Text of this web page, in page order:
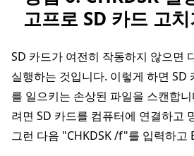
고프로 SD 카드 고치
SD 카드가 여전히 작동하지 않으면
실행하는 것입니다. 이렇게 하면 SD
를 일으키는 손상된 파일을 스캔합
려면 SD 카드를 컴퓨터에 연결하고
그런 다음 "CHKDSK /f"를 입력하고